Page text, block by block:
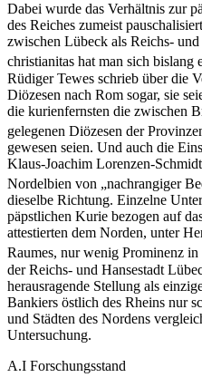
Dabei wurde das Verhältnis zur
des Reiches zumeist
zwischen Lübeck als Reichs-
christianitas hat man sich bislang
Rüdiger Tewes schrieb über die
Diözesen nach Rom sogar, sie
die kurienfernsten die zwischen
gelegenen Diözesen der
gewesen seien. Und auch die
Klaus-Joachim Lorenzen-
Nordelbien von „nachrangiger
dieselbe Richtung. Einzelne
päpstlichen Kurie bezogen auf
attestierten dem Norden, unter
Raumes, nur wenig Prominenz in
der Reichs- und Hansestadt
herausragende Stellung als
Bankiers östlich des Rheins nur
und Städten des Nordens
Untersuchung.
A.I Forschungsstand